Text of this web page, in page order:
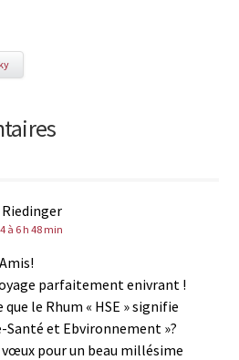
à 6 h 48 min
parfaitement enivrant !
que le Rhum « HSE » signifie
Santé et Ebvironnement »?
pour un beau millésime